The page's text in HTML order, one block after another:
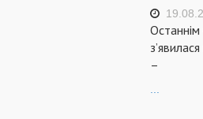
–
...